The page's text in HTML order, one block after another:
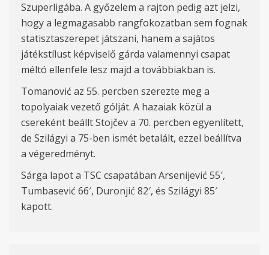
Szuperligába. A győzelem a rajton pedig azt jelzi,
hogy a legmagasabb rangfokozatban sem fognak
statisztaszerepet játszani, hanem a sajátos
játékstílust képviselő gárda valamennyi csapat
méltó ellenfele lesz majd a továbbiakban is.
Tomanović az 55. percben szerezte meg a
topolyaiak vezető gólját. A hazaiak közül a
csereként beállt Stojčev a 70. percben egyenlített,
de Szilágyi a 75-ben ismét betalált, ezzel beállítva
a végeredményt.
Sárga lapot a TSC csapatában Arsenijević 55′,
Tumbasević 66′, Duronjić 82′, és Szilágyi 85′
kapott.